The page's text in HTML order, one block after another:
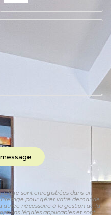
sont enregistrées dans un
pour gérer votre demande
durée nécessaire à la gestion de la
légales applicables et sont